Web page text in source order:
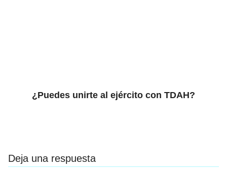
¿Puedes unirte al ejército con TDAH?
Deja una respuesta